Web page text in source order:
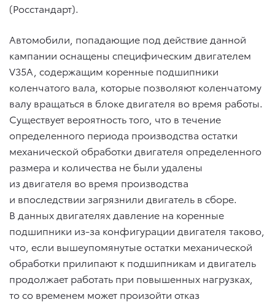
(Росстандарт).
Автомобили, попадающие под действие данной
кампании оснащены специфическим двигателем
V35A, содержащим коренные подшипники
коленчатого вала, которые позволяют коленчатому
валу вращаться в блоке двигателя во время работы.
Существует вероятность того, что в течение
определенного периода производства остатки
механической обработки двигателя определенного
размера и количества не были удалены
из двигателя во время производства
и впоследствии загрязнили двигатель в сборе.
В данных двигателях давление на коренные
подшипники из-за конфигурации двигателя таково,
что, если вышеупомянутые остатки механической
обработки прилипают к подшипникам и двигатель
продолжает работать при повышенных нагрузках,
то со временем может произойти отказ